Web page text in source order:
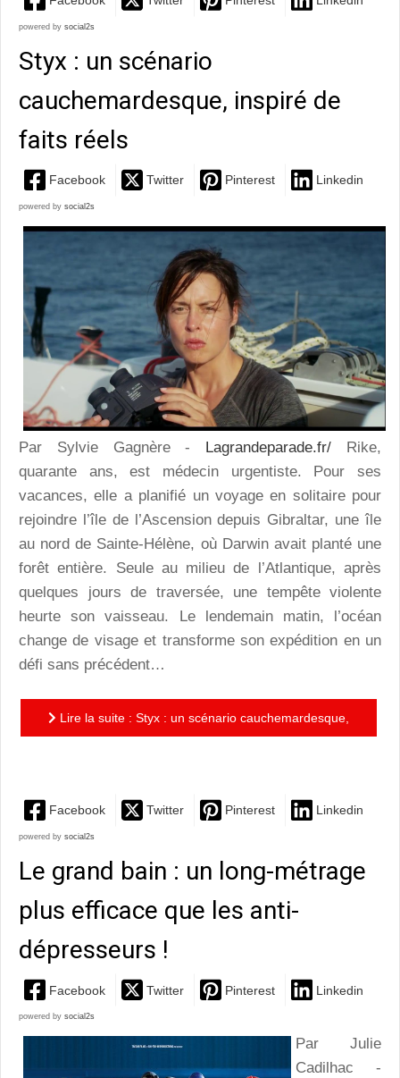
powered by social2s
Styx : un scénario
cauchemardesque, inspiré de
faits réels
Facebook Twitter Pinterest Linkedin
powered by social2s
Par Sylvie Gagnère - Lagrandeparade.fr/ Rike,
quarante ans, est médecin urgentiste. Pour ses
vacances, elle a planifié un voyage en solitaire pour
rejoindre l’île de l’Ascension depuis Gibraltar, une île
au nord de Sainte-Hélène, où Darwin avait planté une
forêt entière. Seule au milieu de l’Atlantique, après
quelques jours de traversée, une tempête violente
heurte son vaisseau. Le lendemain matin, l’océan
change de visage et transforme son expédition en un
défi sans précédent…
Lire la suite : Styx : un scénario cauchemardesque,
Facebook Twitter Pinterest Linkedin
powered by social2s
Le grand bain : un long-métrage
plus efficace que les anti-
dépresseurs !
Facebook Twitter Pinterest Linkedin
powered by social2s
Par Julie
Cadilhac -